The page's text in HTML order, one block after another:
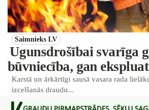
Saimnieks LV
Ugunsdrošībai svarīga
būvniecība, gan
Karstā un ārkārtīgi sausā vasara rada
izcelšanās draudu...